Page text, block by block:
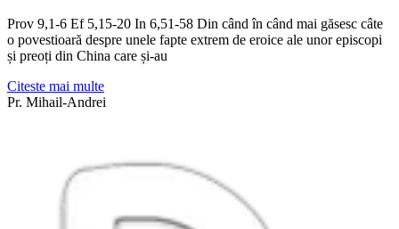
Prov 9,1-6 Ef 5,15-20 In 6,51-58 Din când în când mai găsesc câte
o povestioară despre unele fapte extrem de eroice ale unor episcopi
și preoți din China care și-au
Citeste mai multe
Pr. Mihail-Andrei